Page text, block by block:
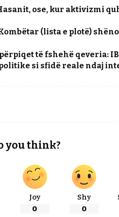
ose, kur aktivizmi
(lista e plotë)
të fshehë qeveria:
si sfidë reale ndaj
you think?
Joy
0
Shy
0